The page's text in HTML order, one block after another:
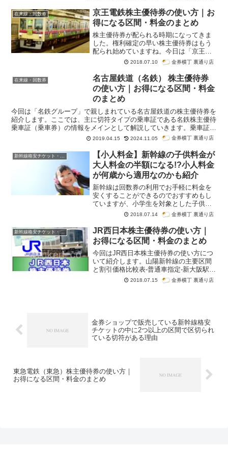
在来線・回数券
京王電鉄株主優待券の使い方｜お
得になる区間・料金のまとめ
株主優待券が配られる時期になってきま
した。権利確定の早い株主優待券はもう
配られ始めていますね。今日は「京王グ
ループ」で親しまれている京王電鉄の株
主優待券を紹介します。
2018.07.10 金券横丁 裏通り店
在来線・回数券
名古屋鉄道（名鉄） 株主優待券
の使い方｜お得になる区間・料金
のまとめ
今回は「名鉄グループ」で親しまれている名古屋鉄道の株主優待券を
紹介します。ここでは、主に切符タイプの乗車証である名鉄株主優待
乗車証（乗車券）の情報をメインとして解説していきます。乗車証は
区間の制限がない1回限りの利用となります。名鉄線を利用するなら
「豊橋～セントレア（中部国際空港）」間や「豊橋～犬山駅周辺」の
移動で利用するのが一般的です。
2019.04.15 2024.11.05 金券横丁 裏通り店
【小人料金】新幹線の子供料金が
大人料金の半額になる!?小人料金
が何歳から適用なのかも紹介
新幹線は回数券の利用でお手軽に料金を
安くすることができるのでおすすめもし
ていますが、小学生を対象とした子供料
金については、新幹線回数券が販売され
ていないため、金券ショップで安くする
のも難しくなっています。
2018.07.14 金券横丁 裏通り店
新幹線格安チケット・新幹線回数券
JR西日本株主優待券の使い方｜
お得になる区間・料金のまとめ
今回はJR西日本株主優待券の使い方につ
いて紹介します。山陽新幹線の主要区間
と割引価格比較表-普通車指定-新大阪駅発
着、新神戸駅発着、姫路駅発着の価格表
を作りました。博多駅、小倉駅は全ての
2018.07.15 金券横丁 裏通り店
金券ショップで販売している新幹線格安
チケットの中に2つ以上の区間で区切られ
ている切符がある理由
東急電鉄（東急）株主優待券の使い方｜
お得になる区間・料金のまとめ